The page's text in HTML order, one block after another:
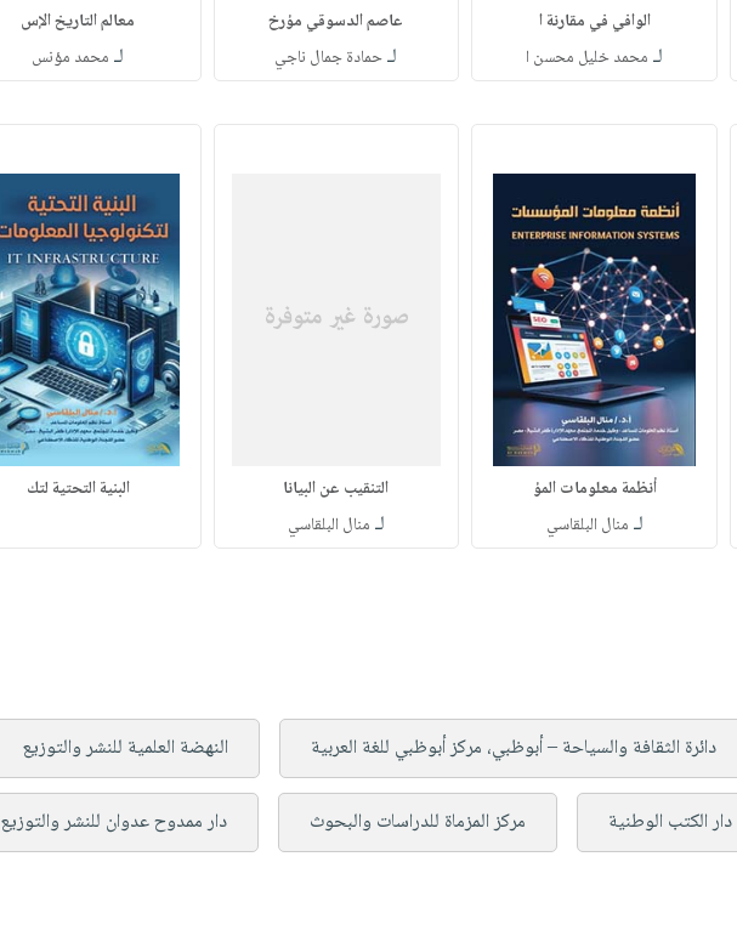
الوافي في مقارنة ا
لـ محمد خليل محسن ا
عاصم الدسوقي مؤرخ
لـحمادة جمال ناجي
معالم التاريخ الإس
لـ محمد مؤنس
أنظمة معلومات المؤ
لـ منال البلقاسي
التنقيب عن البيانا
لـ منال البلقاسي
البنية التحتية لتك
دائرة الثقافة والسياحة – أبوظبي، مركز أبوظبي للغة العربية النهضة العلمية للنشر والتوزيع
دار الكتب الوطنية مركز المزماة للدراسات والبحوث دار ممدوح عدوان للنشر والتوزيع